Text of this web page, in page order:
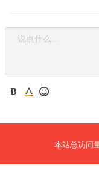
本站总访问